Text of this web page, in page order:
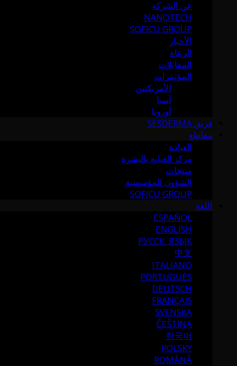
عن الشركة
NANOTECH
SOFICU GROUP
الأخبار
الرعاة
المقابلات
المؤتمرات
الأمريكتين
آسيا
أوروبا
فريق SESDERMA
مقاطع
العيادة
مركز العناية بالبشرة
منتجات
الشؤون المؤسسية
SOFICU GROUP
اللغة
ESPAÑOL
ENGLISH
РУССК. ЯЗЫК
中文
ITALIANO
PORTUGUÉS
DEUTSCH
FRANÇAIS
SVENSKA
ČEŠTINA
한국어
POLSKY
ROMÂNĂ